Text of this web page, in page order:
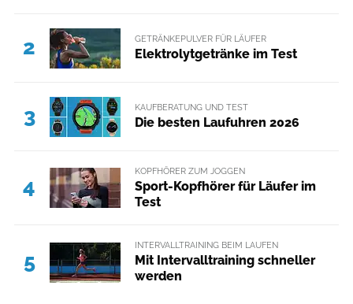
2 GETRÄNKEPULVER FÜR LÄUFER
Elektrolytgetränke im Test
3 KAUFBERATUNG UND TEST
Die besten Laufuhren 2026
4
KOPFHÖRER ZUM JOGGEN
Sport-Kopfhörer für Läufer im
Test
5
INTERVALLTRAINING BEIM LAUFEN
Mit Intervalltraining schneller
werden